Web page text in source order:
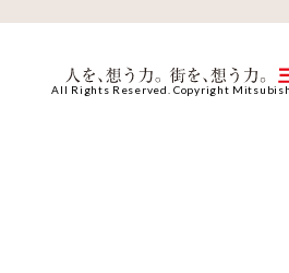
All Rights Reserved. Copyright